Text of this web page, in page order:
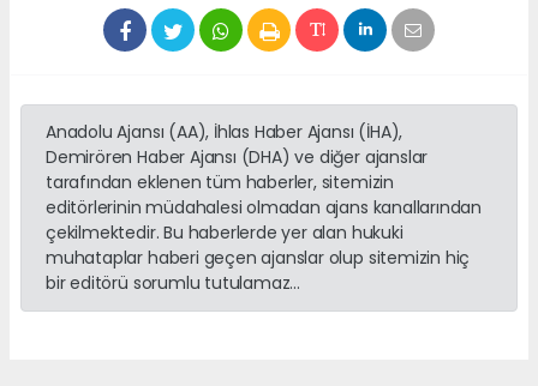
Anadolu Ajansı (AA), İhlas Haber Ajansı (İHA),
Demirören Haber Ajansı (DHA) ve diğer ajanslar
tarafından eklenen tüm haberler, sitemizin
editörlerinin müdahalesi olmadan ajans kanallarından
çekilmektedir. Bu haberlerde yer alan hukuki
muhataplar haberi geçen ajanslar olup sitemizin hiç
bir editörü sorumlu tutulamaz...